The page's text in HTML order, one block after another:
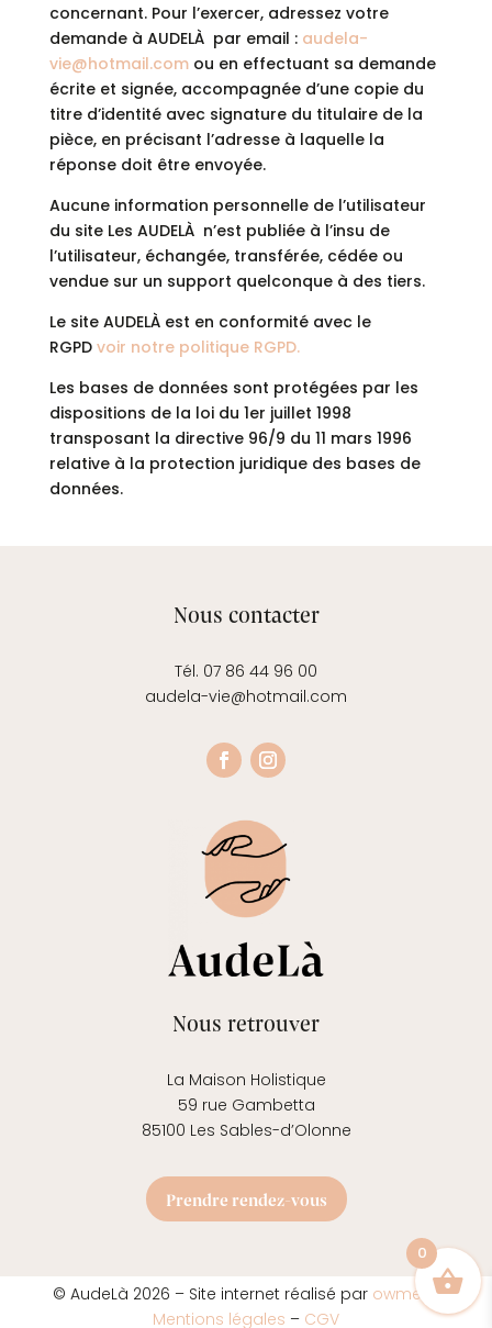
concernant. Pour l’exercer, adressez votre
demande à AUDELÀ par email : audela-
vie@hotmail.comou en effectuant sa demande
écrite et signée, accompagnée d’une copie du
titre d’identité avec signature du titulaire de la
pièce, en précisant l’adresse à laquelle la
réponse doit être envoyée.
Aucune information personnelle de l’utilisateur
du site Les AUDELÀ n’est publiée à l’insu de
l’utilisateur, échangée, transférée, cédée ou
vendue sur un support quelconque à des tiers.
Le site AUDELÀ est en conformité avec le
RGPD voir notre politique RGPD.
Les bases de données sont protégées par les
dispositions de la loi du 1er juillet 1998
transposant la directive 96/9 du 11 mars 1996
relative à la protection juridique des bases de
données.
Nous contacter
Tél. 07 86 44 96 00
audela-vie@hotmail.com
Nous retrouver
La Maison Holistique
59 rue Gambetta
85100 Les Sables-d’Olonne
Prendre rendez-vous
© AudeLà 2026 – Site internet réalisé par owmel –
Mentions légales – CGV
0